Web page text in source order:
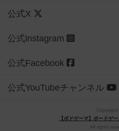
公式X
公式instagram
公式Facebook
公式YouTubeチャンネル
Copyright
【ボドゲーマ】ボードゲ
All rights